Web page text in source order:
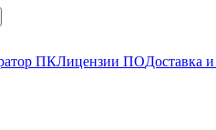
ПКЛицензии ПОДоставка